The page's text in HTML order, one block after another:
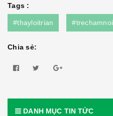
Tags :
#thayloitrian #trechamnoi
Chia sẻ:
DANH MỤC TIN TỨC